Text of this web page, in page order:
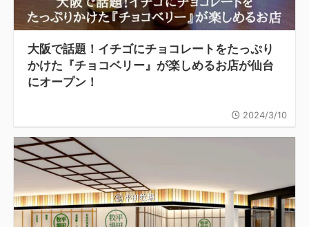
大阪で話題！イチゴにチョコレートをたっぷり
かけた『チョコベリー』が楽しめるお店が仙台
にオープン！
2024/3/10